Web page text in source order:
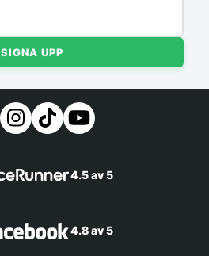
SIGNA UPP
4.5 av 5
4.8 av 5